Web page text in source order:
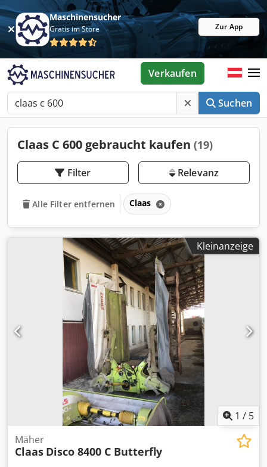
Maschinensucher
Gratis im Store Zur App
Suchen
Verkaufen
Claas C 600 gebraucht kaufen (19)
Filter Relevanz
Alle Filter entfernen Claas
Kleinanzeige
1 / 5
Mäher
Claas Disco 8400 C Butterfly